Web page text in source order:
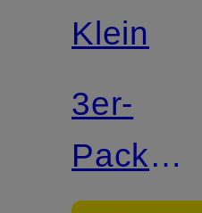
Klein
3er-
Pack